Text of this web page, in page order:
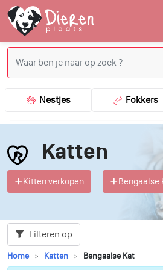
Nestjes Fokkers
Katten
Kitten verkopen Bengaalse
Filteren op
Home Katten Bengaalse Kat